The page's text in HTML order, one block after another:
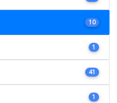
10
1
41
1